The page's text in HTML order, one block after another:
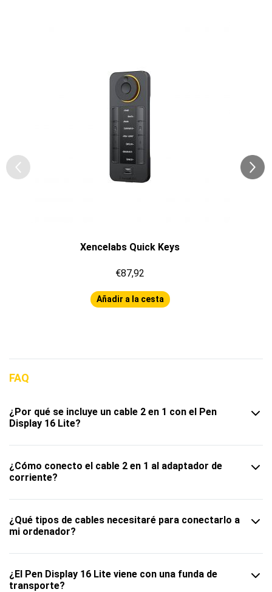
Xencelabs Quick Keys
€87,92
Añadir a la cesta
FAQ
¿Por qué se incluye un cable 2 en 1 con el Pen
Display 16 Lite?
¿Cómo conecto el cable 2 en 1 al adaptador de
corriente?
¿Qué tipos de cables necesitaré para conectarlo a
mi ordenador?
¿El Pen Display 16 Lite viene con una funda de
transporte?